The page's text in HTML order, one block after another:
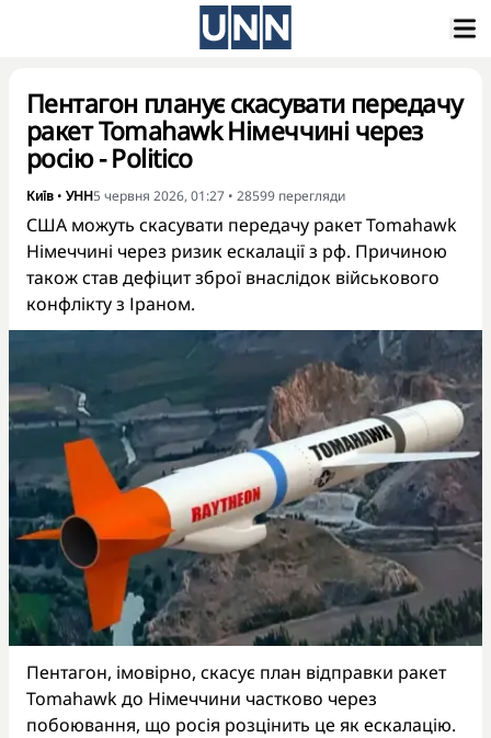
Пентагон планує скасувати передачу
ракет Tomahawk Німеччині через
росію - Politico
Київ • УНН5 червня 2026, 01:27 • 28599 перегляди
США можуть скасувати передачу ракет Tomahawk
Німеччині через ризик ескалації з рф. Причиною
також став дефіцит зброї внаслідок військового
конфлікту з Іраном.
Пентагон, імовірно, скасує план відправки ракет
Tomahawk до Німеччини частково через
побоювання, що росія розцінить це як ескалацію.